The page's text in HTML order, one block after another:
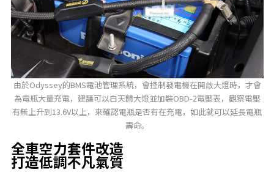
由於Odyssey的BMS電池管理系統，會控制發電機在開啟大燈時，才會
為電瓶大量充電，建議可以白天開大燈並加裝OBD-2電壓表，觀察電壓
有無上升到13.6V以上，來確認電瓶是否有在充電，如此就可以延長電瓶
壽命。
全車空力套件改造
打造低調不凡氣質